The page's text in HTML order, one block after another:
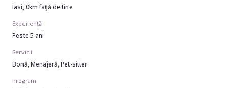
Iasi, 0km față de tine
Experiență
Peste 5 ani
Servicii
Bonă, Menajeră, Pet-sitter
Program